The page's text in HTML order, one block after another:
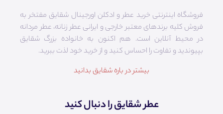
فروشگاه اینترنتی خرید عطر و ادکلن اورجینال شقایق مفتخر به
فروش کلیه برندهای معتبر خارجی و ایرانی عطر زنانه، عطر مردانه
در محیط آنلاین است. هم‌ اکنون به خانواده بزرگ شقایق
بپیوندید و تفاوت را احساس کنید و از خرید خود لذت ببرید.
بیشتر در باره شقایق بدانید
عطر شقایق را دنبال کنید